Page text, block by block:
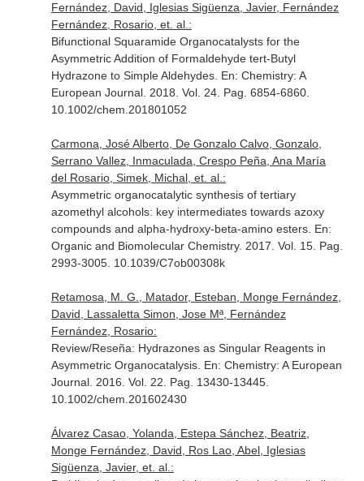
Fernández, David, Iglesias Sigüenza, Javier, Fernández
Fernández, Rosario, et. al.:
Bifunctional Squaramide Organocatalysts for the
Asymmetric Addition of Formaldehyde tert-Butyl
Hydrazone to Simple Aldehydes. En: Chemistry: A
European Journal. 2018. Vol. 24. Pag. 6854-6860.
10.1002/chem.201801052
Carmona, José Alberto, De Gonzalo Calvo, Gonzalo,
Serrano Vallez, Inmaculada, Crespo Peña, Ana María
del Rosario, Simek, Michal, et. al.:
Asymmetric organocatalytic synthesis of tertiary
azomethyl alcohols: key intermediates towards azoxy
compounds and alpha-hydroxy-beta-amino esters. En:
Organic and Biomolecular Chemistry. 2017. Vol. 15. Pag.
2993-3005. 10.1039/C7ob00308k
Retamosa, M. G., Matador, Esteban, Monge Fernández,
David, Lassaletta Simon, Jose Mª, Fernández
Fernández, Rosario:
Review/Reseña: Hydrazones as Singular Reagents in
Asymmetric Organocatalysis. En: Chemistry: A European
Journal. 2016. Vol. 22. Pag. 13430-13445.
10.1002/chem.201602430
Álvarez Casao, Yolanda, Estepa Sánchez, Beatriz,
Monge Fernández, David, Ros Lao, Abel, Iglesias
Sigüenza, Javier, et. al.: